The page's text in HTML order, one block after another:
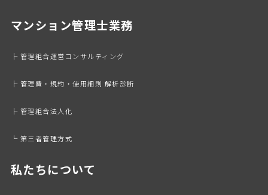
マンション管理士業務
├ 管理組合運営コンサルティング
├ 管理費・規約・使用細則 解析診断
├ 管理組合法人化
└ 第三者管理方式
私たちについて